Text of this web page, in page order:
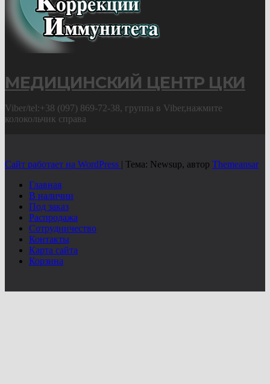
МЕДИЦИНСКИЙ ЦЕНТР ЦКИ
Viber/tel:+38 (097) 869-72-38, группа в Viber,нажмите
колокольчик справа
Сайт работает на WordPress | Тема: Newsup, автор Themeansar
Главная
В наличии
Под заказ
Распродажа
Сотрудничество
Контакты
Карта сайта
Корзина